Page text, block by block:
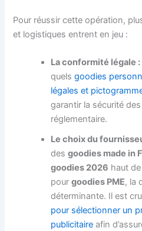
Pour réussir cette opération,
et logistiques entrent en jeu :
La conformité légale :
quelsgoodies
légales et
garantir la sécurité
réglementaire.
Le choix du
desgoodies made in
goodies 2026 haut
pourgoodies PME, la
déterminante. Il est
pour sélectionner un
publicitaire afin